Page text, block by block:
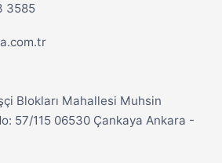
3585
Blokları Mahallesi Muhsin
57/115 06530 Çankaya Ankara -